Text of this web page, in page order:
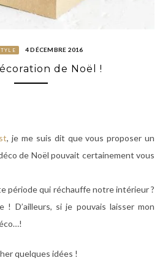
4 DÉCEMBRE 2016
de Noël !
, je me suis dit que vous proposer un
de Noël pouvait certainement vous
période qui réchauffe notre intérieur ?
! D’ailleurs, si je pouvais laisser mon
quelques idées !